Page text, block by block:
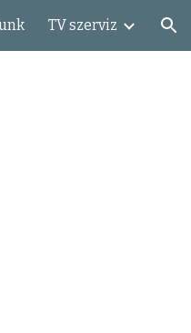
TV szerviz